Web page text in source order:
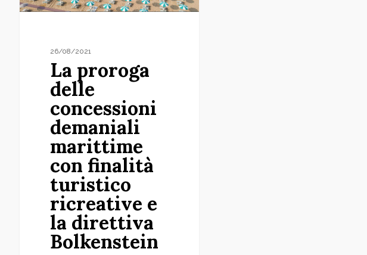
marittime
ricreative
direttiva
Bolkenstein
26/08/2021
La proroga
delle
concessioni
demaniali
marittime
con finalità
turistico
ricreative e
la direttiva
Bolkenstein